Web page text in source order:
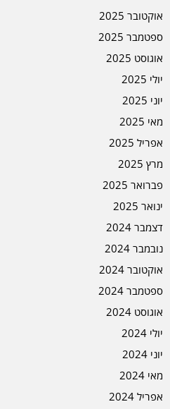
אוקטובר 2025
ספטמבר 2025
אוגוסט 2025
יולי 2025
יוני 2025
מאי 2025
אפריל 2025
מרץ 2025
פברואר 2025
ינואר 2025
דצמבר 2024
נובמבר 2024
אוקטובר 2024
ספטמבר 2024
אוגוסט 2024
יולי 2024
יוני 2024
מאי 2024
אפריל 2024